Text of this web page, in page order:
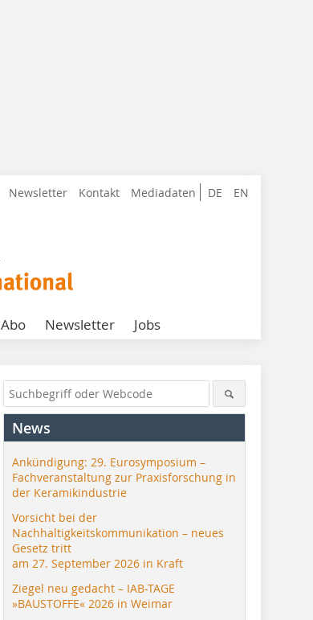
DE EN
Newsletter Kontakt Mediadaten
Abo Newsletter Jobs
News
Ankündigung: 29. Eurosymposium –
Fachveranstaltung zur Praxisforschung in
der Keramikindustrie
Vorsicht bei der
Nachhaltigkeitskommunikation – neues
Gesetz tritt
am 27. September 2026 in Kraft
Ziegel neu gedacht – IAB-TAGE
»BAUSTOFFE« 2026 in Weimar